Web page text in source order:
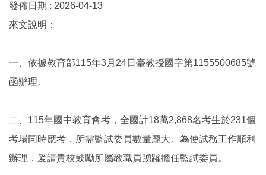
發佈日期 : 2026-04-13
來文說明：
一、依據教育部115年3月24日臺教授國字第1155500685號
函辦理。
二、115年國中教育會考，全國計18萬2,868名考生於231個
考場同時應考，所需監試委員數量龐大。為使試務工作順利
辦理，爰請貴校鼓勵所屬教職員踴躍擔任監試委員。